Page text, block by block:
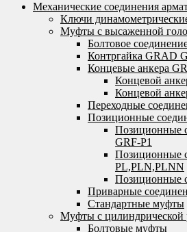
Механические соединения
Ключи
Муфты с высаженной
Болтовое
Контргайка GRAD
Концевые анкера
Концевой
Концевой
Переходные
Позиционные
Позиционные
GRF-P1
Позиционные
PL,PLN,PLNN
Позиционные
Приварные
Стандартные муфты
Муфты с цилиндрической
Болтовые муфты